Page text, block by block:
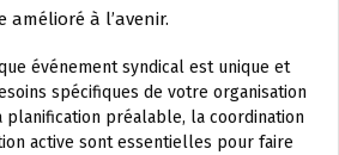
à l’avenir.
événement syndical est unique et
spécifiques de votre organisation
planification préalable, la coordination
active sont essentielles pour faire